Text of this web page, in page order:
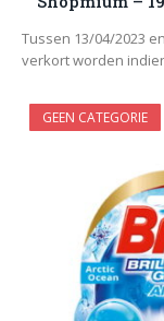
Tussen 13/04/2023
verkort worden
GEEN CATEGORIE